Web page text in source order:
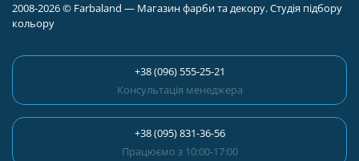
2008-2026 © Farbaland — Магазин фарби та декору. Студія підбору
кольору
+38 (096) 555-25-21
Консультація менеджера
+38 (095) 831-36-56
Працюємо з 10:00-17:00